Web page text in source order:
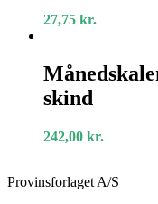
27,75 kr.
2026
2-
fløjet
brunt
skind
242,00 kr.
Provinsforlaget A/S